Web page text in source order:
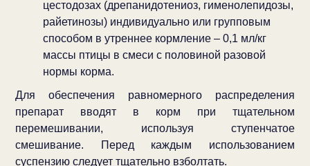
цестодозах (дрепанидотениоз, гименолепидозы,
райетинозы) индивидуально или групповым
способом в утреннее кормление – 0,1 мл/кг
массы птицы в смеси с половиной разовой
нормы корма.
Для обеспечения равномерного распределения
препарат вводят в корм при тщательном
перемешивании, используя ступенчатое
смешивание. Перед каждым использованием
суспензию следует тщательно взболтать.